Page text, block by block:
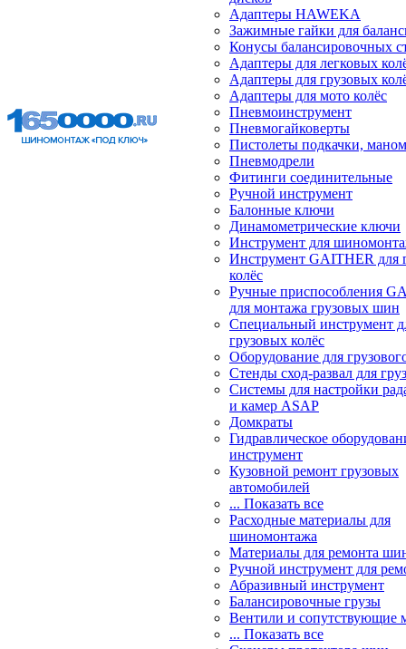
Адаптеры HAWEKA
Зажимные гайки для
Конусы балансировочных
Адаптеры для легковых
Адаптеры для грузовых
Адаптеры для мото колёс
Пневмоинструмент
Пневмогайковерты
Пистолеты подкачки,
Пневмодрели
Фитинги соединительные
Ручной инструмент
Балонные ключи
Динамометрические ключи
Инструмент для
Инструмент GAITHER для
колёс
Ручные приспособления
для монтажа грузовых шин
Специальный инструмент
грузовых колёс
Оборудование для
Стенды сход-развал для
Системы для настройки
и камер ASAP
Домкраты
Гидравлическое
инструмент
Кузовной ремонт грузовых
автомобилей
... Показать все
Расходные материалы для
шиномонтажа
Материалы для ремонта
Ручной инструмент для
Абразивный инструмент
Балансировочные грузы
Вентили и сопутствующие
... Показать все